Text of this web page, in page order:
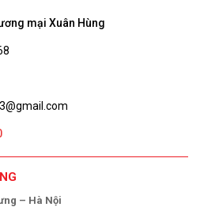
mại Xuân Hùng
– Hà Nội